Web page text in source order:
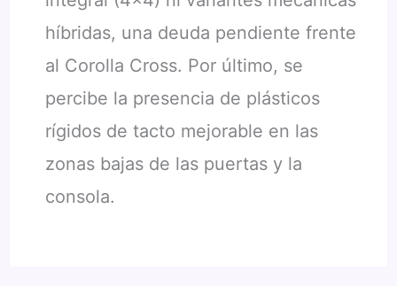
híbridas, una deuda pendiente frente
al Corolla Cross. Por último, se
percibe la presencia de plásticos
rígidos de tacto mejorable en las
zonas bajas de las puertas y la
consola.